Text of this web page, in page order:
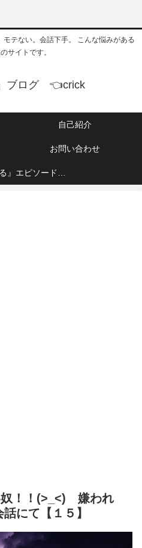
テない。会話下手。 こんな悩みがある
サイトです。
ブログ 👈crick
自己紹介
お問い合わせ
』エピソード👈
奴！！(>_<) 嫌われ
にて【１５】